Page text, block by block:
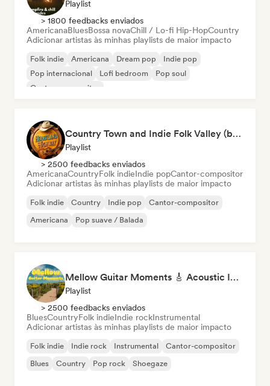
Playlist
> 1800 feedbacks enviados
AmericanaBluesBossa novaChill / Lo-fi Hip-HopCountry
Adicionar artistas às minhas playlists de maior impacto
Folk indie Americana Dream pop
Indie pop
Pop internacional
Lofi bedroom
Pop soul
Cantor-compositor
Country Town and Indie Folk Valley (by Heartland Highway)
Playlist
> 2500 feedbacks enviados
AmericanaCountryFolk indieIndie popCantor-compositor
Adicionar artistas às minhas playlists de maior impacto
Folk indie Country Indie pop
Cantor-compositor
Americana
Pop suave / Balada
Mellow Guitar Moments 🎸 Acoustic Indie Folk & Singer-Songwriter
Playlist
> 2500 feedbacks enviados
BluesCountryFolk indieIndie rockInstrumental
Adicionar artistas às minhas playlists de maior impacto
Folk indie Indie rock Instrumental
Cantor-compositor
Blues
Country Pop rock Shoegaze